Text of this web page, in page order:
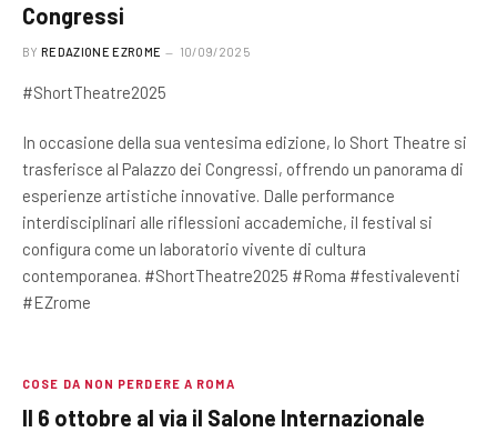
Congressi
BY REDAZIONE EZROME 10/09/2025
#ShortTheatre2025
In occasione della sua ventesima edizione, lo Short Theatre si
trasferisce al Palazzo dei Congressi, offrendo un panorama di
esperienze artistiche innovative. Dalle performance
interdisciplinari alle riflessioni accademiche, il festival si
configura come un laboratorio vivente di cultura
contemporanea. #ShortTheatre2025 #Roma #festivaleventi
#EZrome
COSE DA NON PERDERE A ROMA
Il 6 ottobre al via il Salone Internazionale